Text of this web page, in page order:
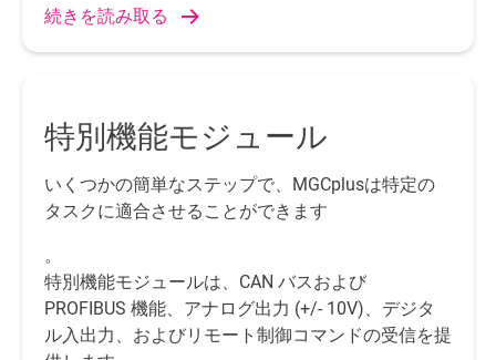
続きを読み取る
特別機能モジュール
いくつかの簡単なステップで、MGCplusは特定の
タスクに適合させることができます
。
特別機能モジュールは、CAN バスおよび
PROFIBUS 機能、アナログ出力 (+/- 10V)、デジタ
ル入出力、およびリモート制御コマンドの受信を提